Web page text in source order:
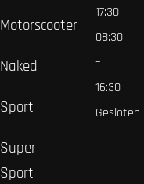
Motorscooter
Naked
Sport
Super
Sport
17:30
08:30
–
16:30
Gesloten